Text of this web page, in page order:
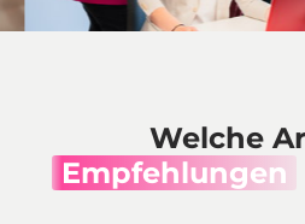
Empfehlungen